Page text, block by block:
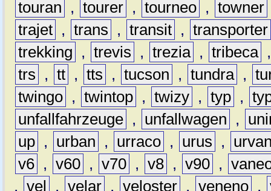
touran , tourer , tourneo , towner
trajet , trans , transit , transporter
trekking
, trevis , trezia , tribeca
trs
, tt , tts , tucson , tundra ,
twingo , twintop , twizy , typ ,
unfallfahrzeuge , unfallwagen ,
up , urban , urraco , urus ,
v6 , v60 , v70 , v8 , v90 ,
, vel , velar , veloster , veneno ,